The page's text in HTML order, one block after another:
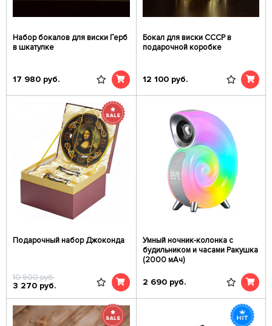
Набор бокалов для виски Герб
в шкатулке
17 980 руб.
Бокал для виски СССР в
подарочной коробке
12 100 руб.
Подарочный набор Джоконда
10 900руб.
3 270 руб.
Умный ночник-колонка с
будильником и часами Ракушка
(2000 мАч)
2 690 руб.